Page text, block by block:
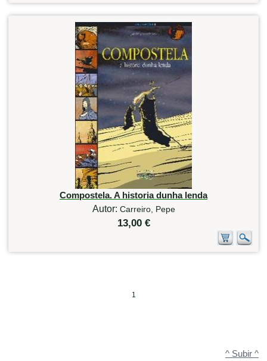
Compostela. A historia dunha lenda
Autor: Carreiro, Pepe
13,00 €
1
^ Subir ^